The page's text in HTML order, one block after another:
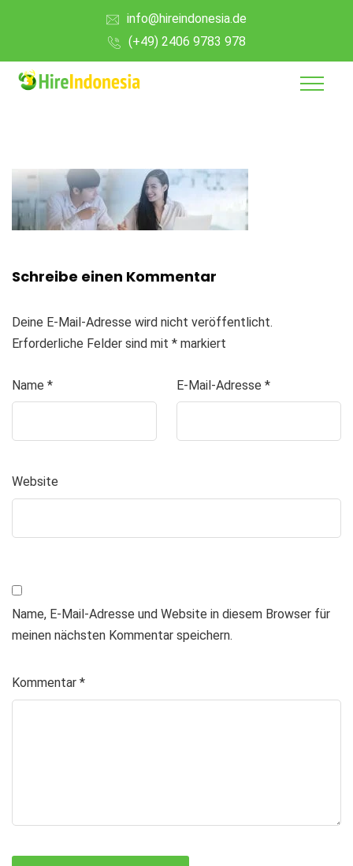
info@hireindonesia.de
(+49) 2406 9783 978
Schreibe einen Kommentar
Deine E-Mail-Adresse wird nicht veröffentlicht.
Erforderliche Felder sind mit * markiert
Name * E-Mail-Adresse *
Website
Name, E-Mail-Adresse und Website in diesem Browser für
meinen nächsten Kommentar speichern.
Kommentar *